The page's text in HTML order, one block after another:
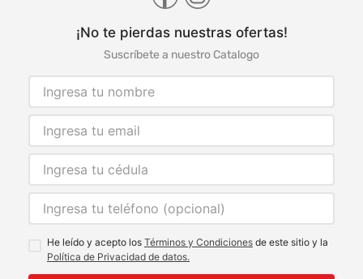
¡No te pierdas nuestras ofertas!
Suscríbete a nuestro Catalogo
He leído y acepto los Términos y Condiciones de este sitio y la
Política de Privacidad de datos.